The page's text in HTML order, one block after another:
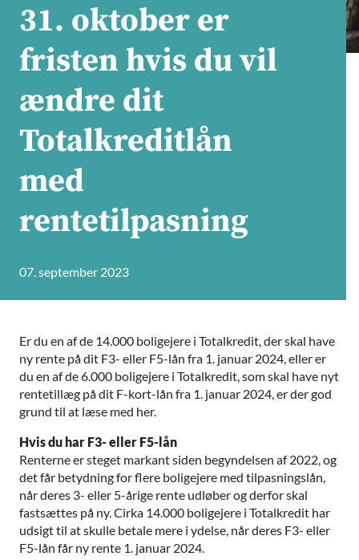
31. oktober er
fristen hvis du vil
ændre dit
Totalkreditlån
med
rentetilpasning
07. september 2023
Er du en af de 14.000 boligejere i Totalkredit, der skal have
ny rente på dit F3- eller F5-lån fra 1. januar 2024, eller er
du en af de 6.000 boligejere i Totalkredit, som skal have nyt
rentetillæg på dit F-kort-lån fra 1. januar 2024, er der god
grund til at læse med her.
Hvis du har F3- eller F5-lån
Renterne er steget markant siden begyndelsen af 2022, og
det får betydning for flere boligejere med tilpasningslån,
når deres 3- eller 5-årige rente udløber og derfor skal
fastsættes på ny. Cirka 14.000 boligejere i Totalkredit har
udsigt til at skulle betale mere i ydelse, når deres F3- eller
F5-lån får ny rente 1. januar 2024.